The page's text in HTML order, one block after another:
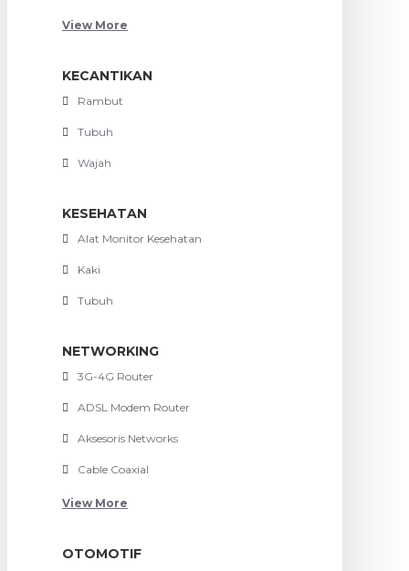
View More
KECANTIKAN
Rambut
Tubuh
Wajah
KESEHATAN
Alat Monitor Kesehatan
Kaki
Tubuh
NETWORKING
3G-4G Router
ADSL Modem Router
Aksesoris Networks
Cable Coaxial
View More
OTOMOTIF